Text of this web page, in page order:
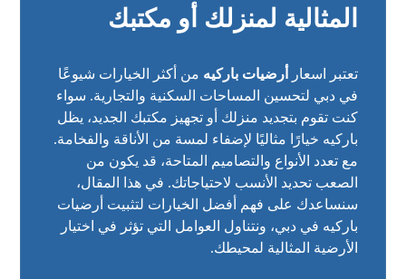
المثالية لمنزلك أو مكتبك
تعتبر اسعار أرضيات باركيه من أكثر الخيارات شيوعًا
في دبي لتحسين المساحات السكنية والتجارية. سواء
كنت تقوم بتجديد منزلك أو تجهيز مكتبك الجديد، يظل
باركيه خيارًا مثاليًا لإضفاء لمسة من الأناقة والفخامة.
مع تعدد الأنواع والتصاميم المتاحة، قد يكون من
الصعب تحديد الأنسب لاحتياجاتك. في هذا المقال،
سنساعدك على فهم أفضل الخيارات لتثبيت أرضيات
باركيه في دبي، ونتناول العوامل التي تؤثر في اختيار
الأرضية المثالية لمحيطك.